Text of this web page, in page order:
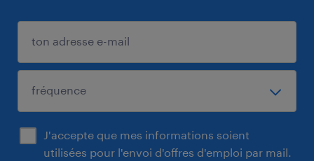
J'accepte que mes informations soient
utilisées pour l'envoi d'offres d'emploi par mail.